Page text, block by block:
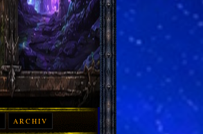
ARCHIV